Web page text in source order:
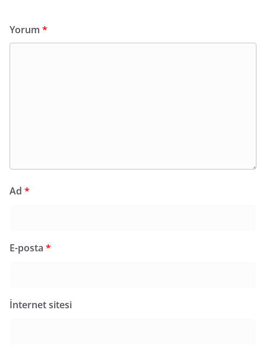
Yorum *
Ad *
E-posta *
İnternet sitesi